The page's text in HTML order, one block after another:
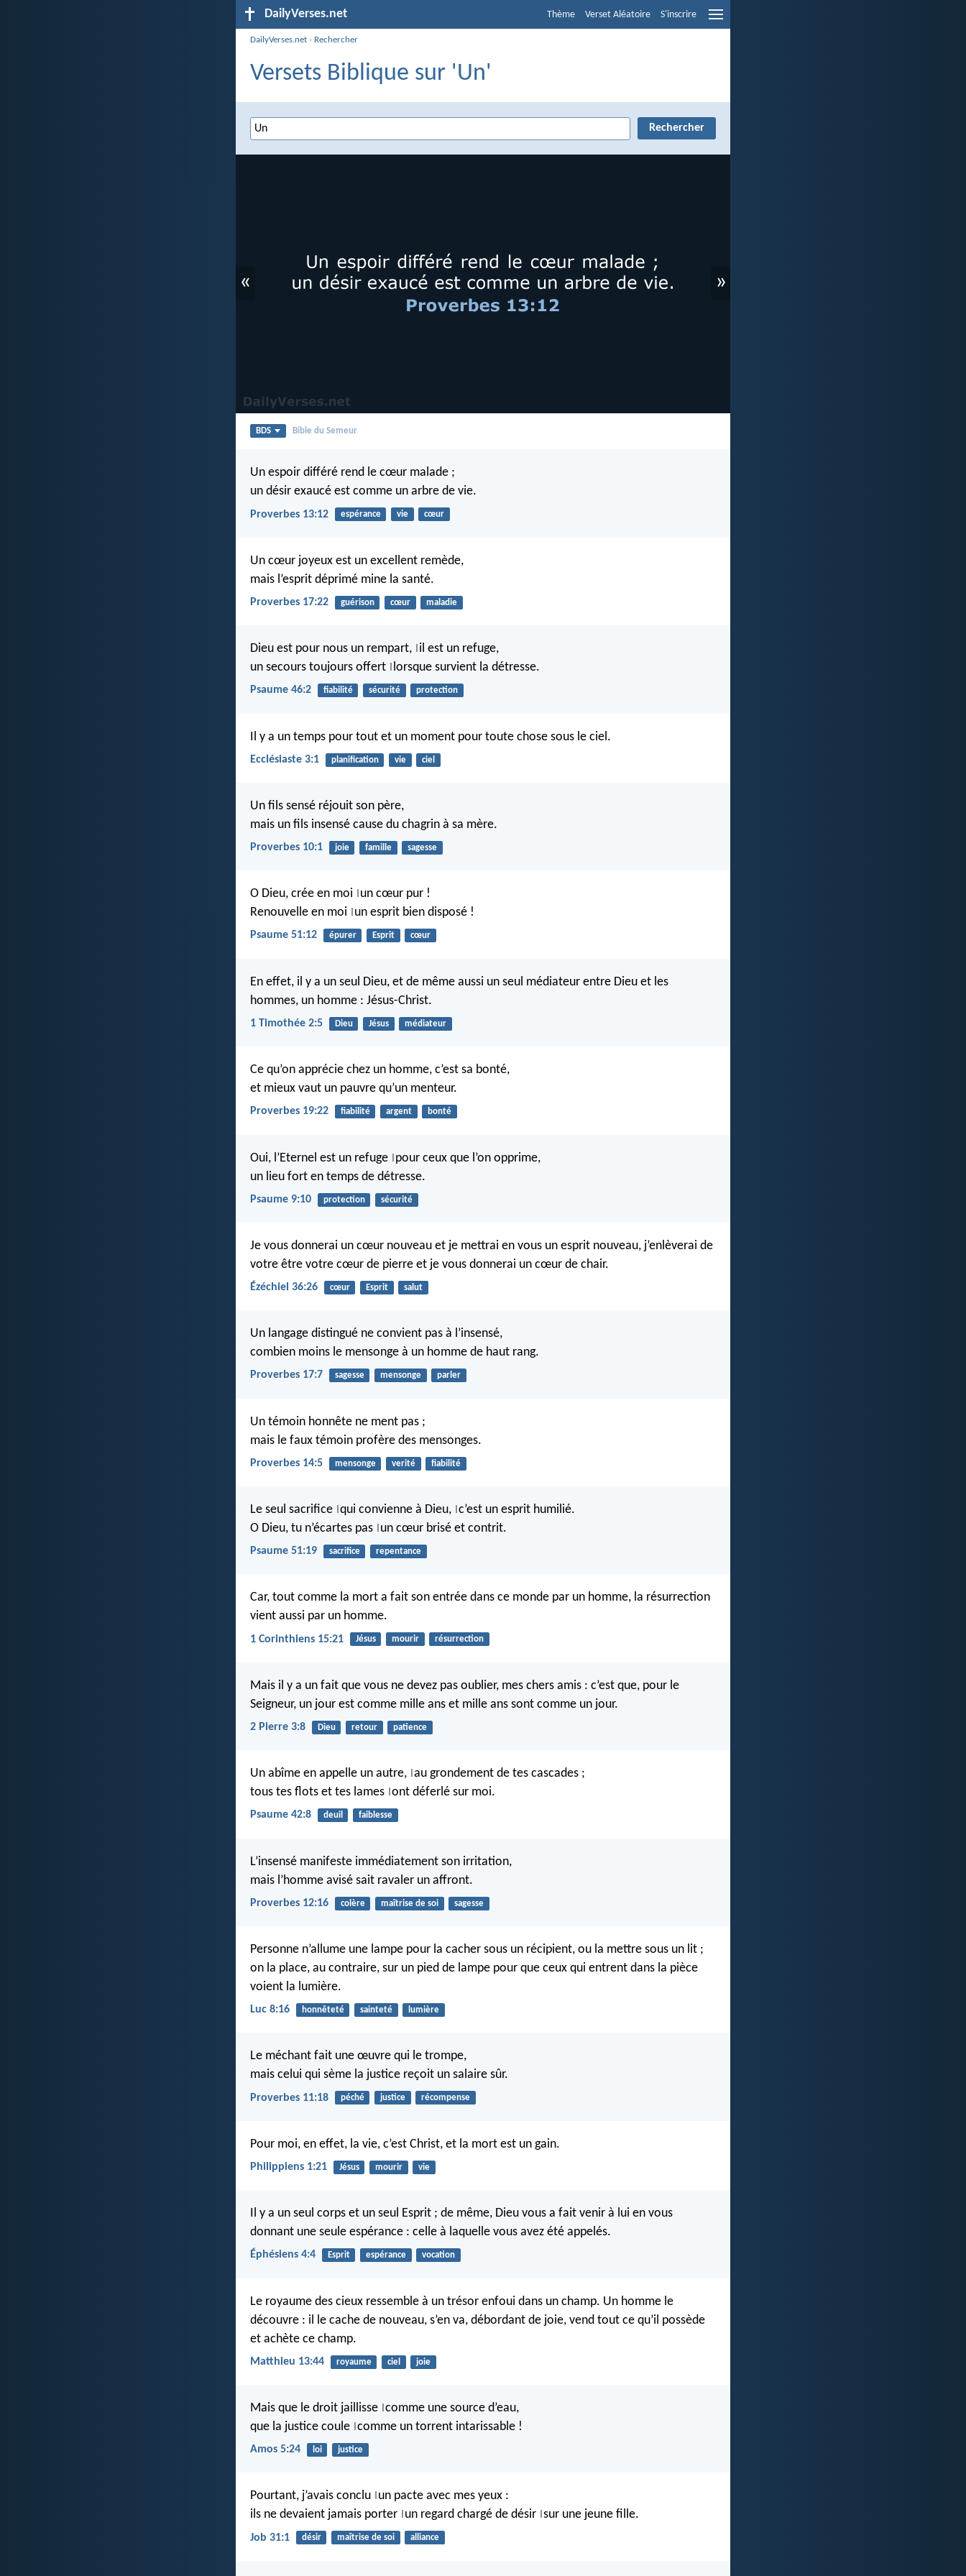
DailyVerses.net Thème Verset Aléatoire S'inscrire
DailyVerses.net › Rechercher
Versets Biblique sur 'Un'
« »
BDS Bible du Semeur
Un espoir différé rend le cœur malade ;
un désir exaucé est comme un arbre de vie.
Proverbes 13:12 espérance vie cœur
Un cœur joyeux est un excellent remède,
mais l’esprit déprimé mine la santé.
Proverbes 17:22 guérison cœur maladie
Dieu est pour nous un rempart, il est un refuge,
un secours toujours offert lorsque survient la détresse.
Psaume 46:2 fiabilité sécurité protection
Il y a un temps pour tout et un moment pour toute chose sous le ciel.
Ecclésiaste 3:1 planification vie ciel
Un fils sensé réjouit son père,
mais un fils insensé cause du chagrin à sa mère.
Proverbes 10:1 joie famille sagesse
O Dieu, crée en moi
un cœur pur !
Renouvelle en moi
un esprit bien disposé !
Psaume 51:12 épurer Esprit cœur
En effet, il y a un seul Dieu, et de même aussi un seul médiateur entre Dieu et les
hommes, un homme : Jésus-Christ.
1 Timothée 2:5 Dieu Jésus médiateur
Ce qu’on apprécie chez un homme, c’est sa bonté,
et mieux vaut un pauvre qu’un menteur.
Proverbes 19:22 fiabilité argent bonté
Oui, l’Eternel est un refuge pour ceux que l’on opprime,
un lieu fort en temps de détresse.
Psaume 9:10 protection sécurité
Je vous donnerai un cœur nouveau et je mettrai en vous un esprit nouveau, j’enlèverai de
votre être votre cœur de pierre et je vous donnerai un cœur de chair.
Ézéchiel 36:26 cœur Esprit salut
Un langage distingué ne convient pas à l’insensé,
combien moins le mensonge à un homme de haut rang.
Proverbes 17:7 sagesse mensonge parler
Un témoin honnête ne ment pas ;
mais le faux témoin profère des mensonges.
Proverbes 14:5 mensonge verité fiabilité
Le seul sacrifice qui convienne à Dieu, c’est un esprit humilié.
O Dieu, tu n’écartes pas un cœur brisé et contrit.
Psaume 51:19 sacrifice repentance
Car, tout comme la mort a fait son entrée dans ce monde par un homme, la résurrection
vient aussi par un homme.
1 Corinthiens 15:21 Jésus mourir résurrection
Mais il y a un fait que vous ne devez pas oublier, mes chers amis : c’est que, pour le
Seigneur, un jour est comme mille ans et mille ans sont comme un jour.
2 Pierre 3:8 Dieu retour patience
Un abîme en appelle un autre, au grondement de tes cascades ;
tous tes flots et tes lames ont déferlé sur moi.
Psaume 42:8 deuil faiblesse
L’insensé manifeste immédiatement son irritation,
mais l’homme avisé sait ravaler un affront.
Proverbes 12:16 colère maîtrise de soi sagesse
Personne n’allume une lampe pour la cacher sous un récipient, ou la mettre sous un lit ;
on la place, au contraire, sur un pied de lampe pour que ceux qui entrent dans la pièce
voient la lumière.
Luc 8:16 honnêteté sainteté lumière
Le méchant fait une œuvre qui le trompe,
mais celui qui sème la justice reçoit un salaire sûr.
Proverbes 11:18 péché justice récompense
Pour moi, en effet, la vie, c’est Christ, et la mort est un gain.
Philippiens 1:21 Jésus mourir vie
Il y a un seul corps et un seul Esprit ; de même, Dieu vous a fait venir à lui en vous
donnant une seule espérance : celle à laquelle vous avez été appelés.
Éphésiens 4:4 Esprit espérance vocation
Le royaume des cieux ressemble à un trésor enfoui dans un champ. Un homme le
découvre : il le cache de nouveau, s’en va, débordant de joie, vend tout ce qu’il possède
et achète ce champ.
Matthieu 13:44 royaume ciel joie
Mais que le droit jaillisse comme une source d’eau,
que la justice coule comme un torrent intarissable !
Amos 5:24 loi justice
Pourtant, j’avais conclu un pacte avec mes yeux :
ils ne devaient jamais porter un regard chargé de désir sur une jeune fille.
Job 31:1 désir maîtrise de soi alliance